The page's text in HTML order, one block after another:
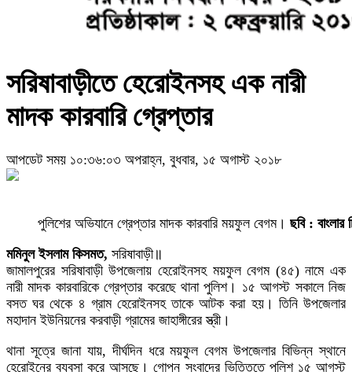
সরিষাবাড়ীতে হেরোইনসহ এক নারী
মাদক কারবারি গ্রেপ্তার
আপডেট সময় ১০:৩৬:০৩ অপরাহ্ন, বুধবার, ১৫ অগাস্ট ২০১৮
পুলিশের অভিযানে গ্রেপ্তার মাদক কারবারি ময়ফুল বেগম। ছবি : বাংলার
মমিনুল ইসলাম কিসমত, সরিষাবাড়ী॥
জামালপুরের সরিষাবাড়ী উপজেলায় হেরোইনসহ ময়ফুল বেগম (৪৫) নামে এক
নারী মাদক কারবারিকে গ্রেপ্তার করেছে থানা পুলিশ। ১৫ আগস্ট সকালে নিজ
বসত ঘর থেকে ৪ গ্রাম হেরোইনসহ তাকে আটক করা হয়। তিনি উপজেলার
মহাদান ইউনিয়নের করবাড়ী গ্রামের জাহাঙ্গীরের স্ত্রী।
থানা সূত্রে জানা যায়, দীর্ঘদিন ধরে ময়ফুল বেগম উপজেলার বিভিন্ন স্থানে
হেরোইনের ব্যবসা করে আসছে। গোপন সংবাদের ভিত্তিতে পুলিশ ১৫ আগস্ট